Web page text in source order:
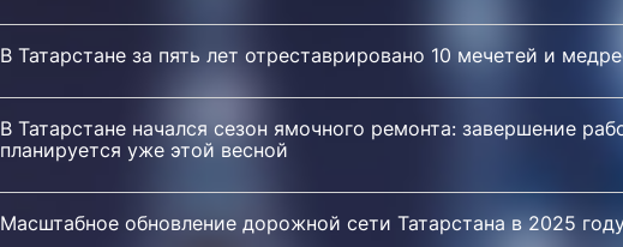
В Татарстане за пять лет отреставрировано 10 мечетей и
В Татарстане начался сезон ямочного ремонта: завершение
планируется уже этой весной
Масштабное обновление дорожной сети Татарстана в 2025